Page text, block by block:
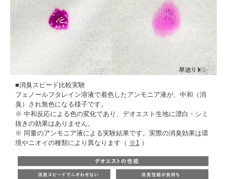
■消臭スピード比較実験
フェノールフタレイン溶液で着色したアンモニア液が、中和（消
臭）され無色になる様子です。
※ 中和反応による色の変化であり、デオエスト生地に漂白・シミ
抜きの効果はありません。
※ 同量のアンモニア液による実験結果です。実際の消臭効果は環
境やニオイの種類により異なります（ ※1 ）